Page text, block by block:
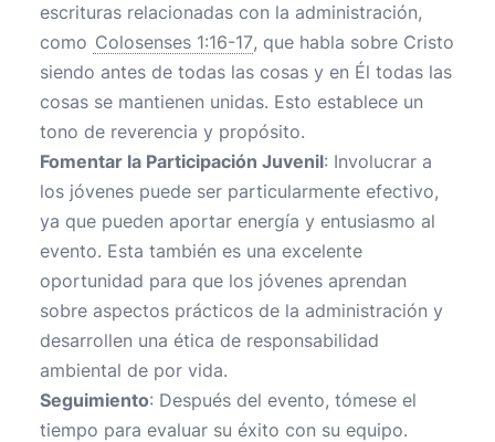
escrituras relacionadas con la administración,
como Colosenses 1:16-17, que habla sobre Cristo
siendo antes de todas las cosas y en Él todas las
cosas se mantienen unidas. Esto establece un
tono de reverencia y propósito.
Fomentar la Participación Juvenil: Involucrar a
los jóvenes puede ser particularmente efectivo,
ya que pueden aportar energía y entusiasmo al
evento. Esta también es una excelente
oportunidad para que los jóvenes aprendan
sobre aspectos prácticos de la administración y
desarrollen una ética de responsabilidad
ambiental de por vida.
Seguimiento: Después del evento, tómese el
tiempo para evaluar su éxito con su equipo.